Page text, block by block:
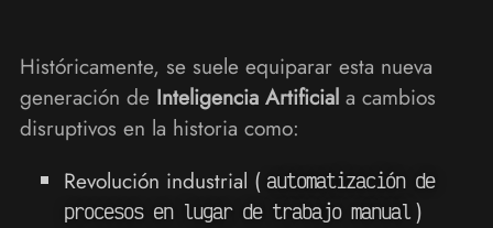
Históricamente, se suele equiparar esta nueva
generación de Inteligencia Artificiala cambios
disruptivos en la historia como:
Revolución industrial ( automatización de
procesos en lugar de trabajo manual )